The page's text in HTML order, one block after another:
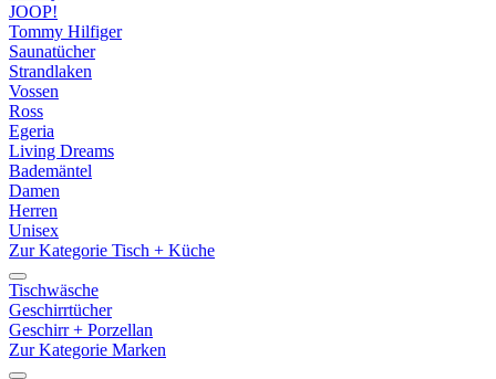
JOOP!
Tommy Hilfiger
Saunatücher
Strandlaken
Vossen
Ross
Egeria
Living Dreams
Bademäntel
Damen
Herren
Unisex
Zur Kategorie Tisch + Küche
Tischwäsche
Geschirrtücher
Geschirr + Porzellan
Zur Kategorie Marken